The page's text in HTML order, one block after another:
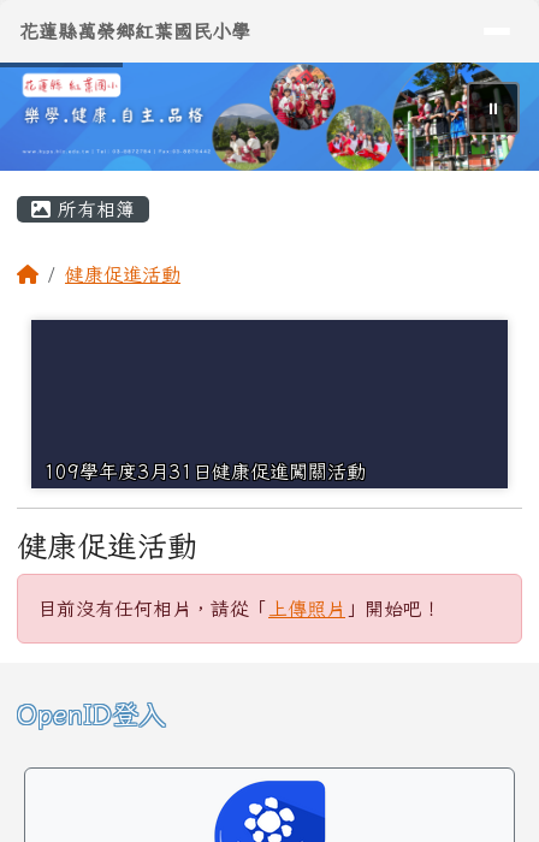
花蓮縣萬榮鄉紅葉國民小學
導覽列
花蓮縣萬榮鄉紅葉國民小學
⏸
所有相簿
回首頁健康促進活動
109學年度3月31日健康促進闖關活動
健康促進活動
目前沒有任何相片，請從「 上傳照片 」開始吧！
左邊區域內容
OpenID登入